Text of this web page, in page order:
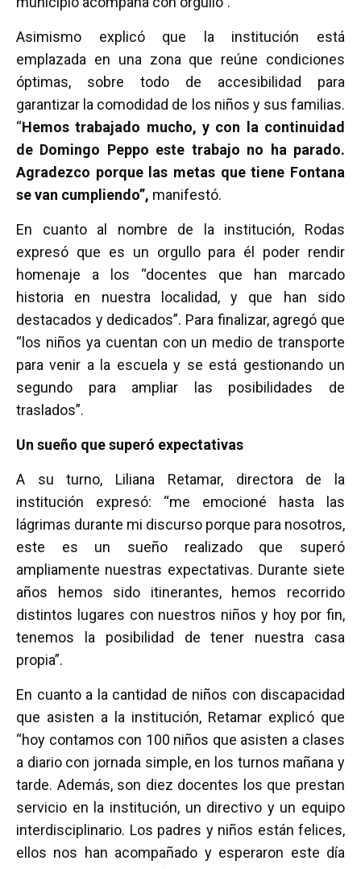
Asimismo explicó que la institución está
emplazada en una zona que reúne condiciones
óptimas, sobre todo de accesibilidad para
garantizar la comodidad de los niños y sus familias.
“Hemos trabajado mucho, y con la continuidad
de Domingo Peppo este trabajo no ha parado.
Agradezco porque las metas que tiene Fontana
se van cumpliendo”, manifestó.
En cuanto al nombre de la institución, Rodas
expresó que es un orgullo para él poder rendir
homenaje a los “docentes que han marcado
historia en nuestra localidad, y que han sido
destacados y dedicados”. Para finalizar, agregó que
“los niños ya cuentan con un medio de transporte
para venir a la escuela y se está gestionando un
segundo para ampliar las posibilidades de
traslados”.
Un sueño que superó expectativas
A su turno, Liliana Retamar, directora de la
institución expresó: “me emocioné hasta las
lágrimas durante mi discurso porque para nosotros,
este es un sueño realizado que superó
ampliamente nuestras expectativas. Durante siete
años hemos sido itinerantes, hemos recorrido
distintos lugares con nuestros niños y hoy por fin,
tenemos la posibilidad de tener nuestra casa
propia”.
En cuanto a la cantidad de niños con discapacidad
que asisten a la institución, Retamar explicó que
“hoy contamos con 100 niños que asisten a clases
a diario con jornada simple, en los turnos mañana y
tarde. Además, son diez docentes los que prestan
servicio en la institución, un directivo y un equipo
interdisciplinario. Los padres y niños están felices,
ellos nos han acompañado y esperaron este día